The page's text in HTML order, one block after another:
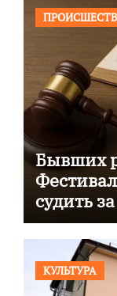
Бывших
судить
КУЛЬТУРА